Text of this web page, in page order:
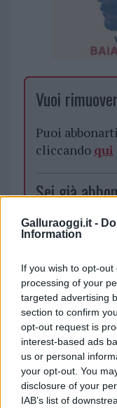
Galluraoggi.it -
Information
If you wish to opt-
processing of your
targeted advertising
section to confirm
opt-out request is
interest-based ads
us or personal
your opt-out. You
disclosure of your
IAB’s list of
Vuoi
Puoi
cliccando qui
Sei già
Puoi
sezione
TEMI: Dettori
i
Su